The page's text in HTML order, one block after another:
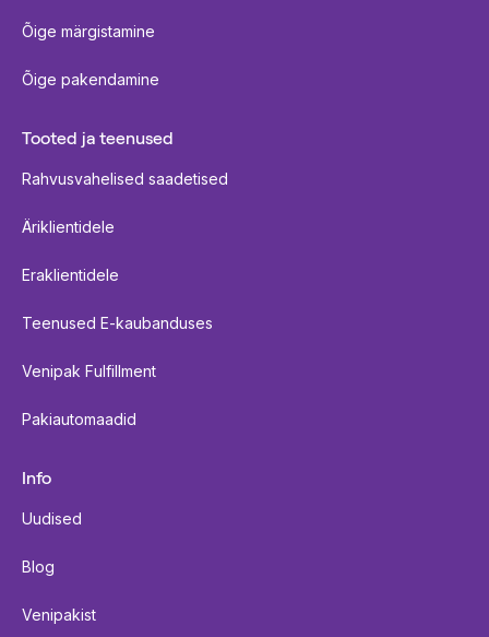
Õige märgistamine
Õige pakendamine
Tooted ja teenused
Rahvusvahelised saadetised
Äriklientidele
Eraklientidele
Teenused E-kaubanduses
Venipak Fulfillment
Pakiautomaadid
Info
Uudised
Blog
Venipakist